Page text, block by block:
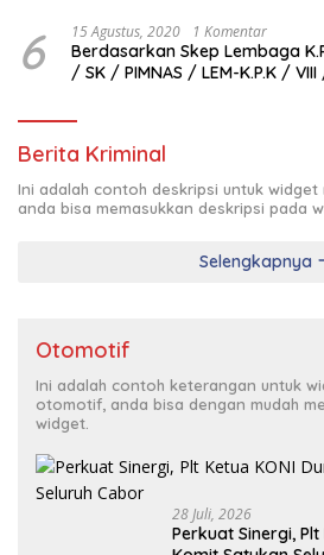
6 15 Agustus, 2020 1 Komentar
Berdasarkan Skep Lembaga K.P.K No : 03.05.01.03
/ SK / PIMNAS / LEM-K.P.K /
Berita Kriminal
Ini adalah contoh deskripsi untuk
anda bisa memasukkan deskripsi pada
Selengkapnya
Otomotif
Ini adalah contoh keterangan untuk
otomotif, anda bisa dengan mudah
widget.
28 Juli, 2026
Perkuat Sinergi,